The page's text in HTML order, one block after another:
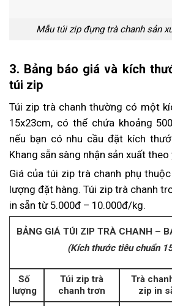
Mẫu túi zip đựng trà chanh sản
3. Bảng báo giá và kích
túi zip
Túi zip trà chanh thường có một
15x23cm, có thể chứa khoảng
nếu bạn có nhu cầu đặt kích
Khang sẵn sàng nhận sản xuất theo
Giá của túi zip trà chanh phụ
lượng đặt hàng. Túi zip trà chanh
in sẵn từ 5.000đ – 10.000đ/kg.
BẢNG GIÁ TÚI ZIP TRÀ CHANH –
(Kích thước tiêu chuẩn
Số
lượng
Túi zip trà
chanh trơn
Trà
zip in